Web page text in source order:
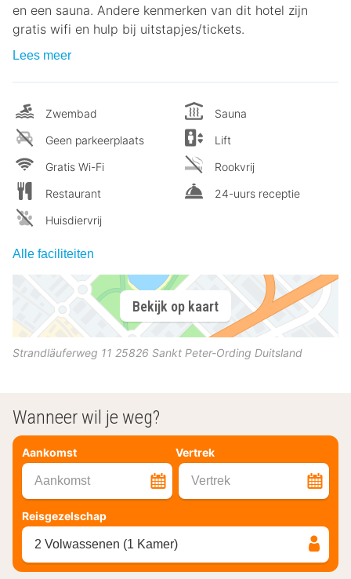
en een sauna. Andere kenmerken van dit hotel zijn
gratis wifi en hulp bij uitstapjes/tickets.
Lees meer
Zwembad
Geen parkeerplaats
Gratis Wi-Fi
Restaurant
Huisdiervrij
Sauna
Lift
Rookvrij
24-uurs receptie
Alle faciliteiten
Bekijk op kaart
Strandläuferweg 11 25826 Sankt Peter-Ording Duitsland
Wanneer wil je weg?
Aankomst Vertrek
Aankomst Vertrek
Reisgezelschap
2 Volwassenen (1 Kamer)